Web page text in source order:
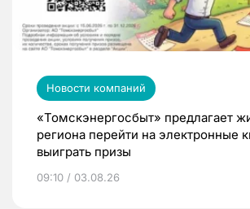
Новости компаний
«Томскэнергосбыт» предлагает
региона перейти на электронные
выиграть призы
09:10 / 03.08.26